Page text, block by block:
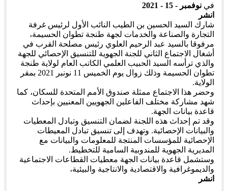
في نوفمبر - 15 - 2021
انشر
شارك السيد الحسين بن الطيب النائب الأول لرئيس غرفة
التجارة والصناعة والخدمات لجهة طنجة تطوان الحسيمة،
مرفوقا بالسيد عبد الرحيم العلوي رئيس مصلحة القرب في
أشغال الاجتماع الثاني للجنة الجهوية للتنسيق الإحصائي للجهة
والذي ترأسه السيد الحبيب العلمي الكاتب العام لولاية طنجة
تطوان الحسيمة وذلك زوال يوم الخميس 11 نونبر 2021 بمقر
الولاية.
وحضر هذا الاجتماع ممثلة صندوق الأمم المتحدة للسكان، كما
شهد مشاركة مختلف الفاعلين الجهويين المعنيين بإحداث
قاعدة بيانات الجهة.
وقد تم إحداث هذه اللجنة لضمان التنسيق وتبادل المعطيات
والبيانات الإحصائية. وتهدف إلى تنسيق تبادل المعيطات
الإحصائية للمؤسسات المنتجة للمعلومات والبيانات مع
المديرية الجهوية للمندوبية السامية للتخطيط.
وستشمل قاعدة بيانات الجهة معطيات القطاعات الاجتماعية
والديموغرافية والاقتصادية والانتاجية والبيئية،
انشر